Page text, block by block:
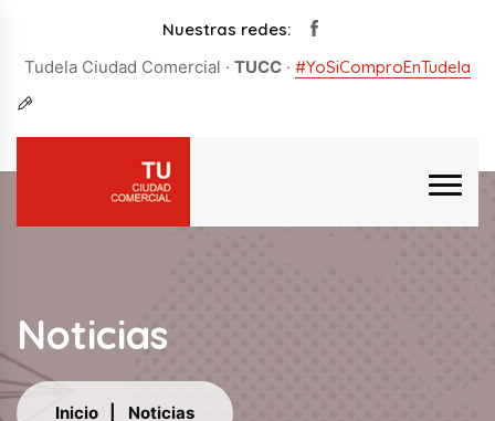
Nuestras redes:
Tudela Ciudad Comercial · TUCC · #YoSiComproEnTudela
Noticias
Inicio Noticias